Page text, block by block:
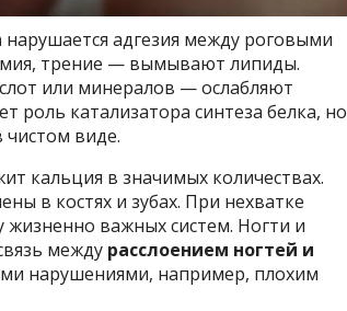
нарушается адгезия между роговыми
трение — вымывают липиды.
или минералов — ослабляют
роль катализатора синтеза белка, но
чистом виде.
кальция в значимых количествах.
в костях и зубах. При нехватке
жизненно важных систем. Ногти и
между расслоением ногтей и
нарушениями, например, плохим